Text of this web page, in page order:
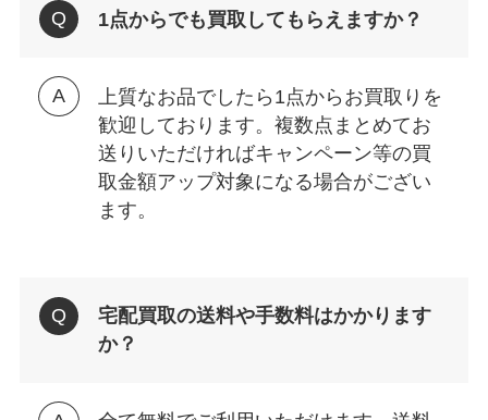
1点からでも買取してもらえますか？
上質なお品でしたら1点からお買取りを
歓迎しております。複数点まとめてお
送りいただければキャンペーン等の買
取金額アップ対象になる場合がござい
ます。
宅配買取の送料や手数料はかかります
か？